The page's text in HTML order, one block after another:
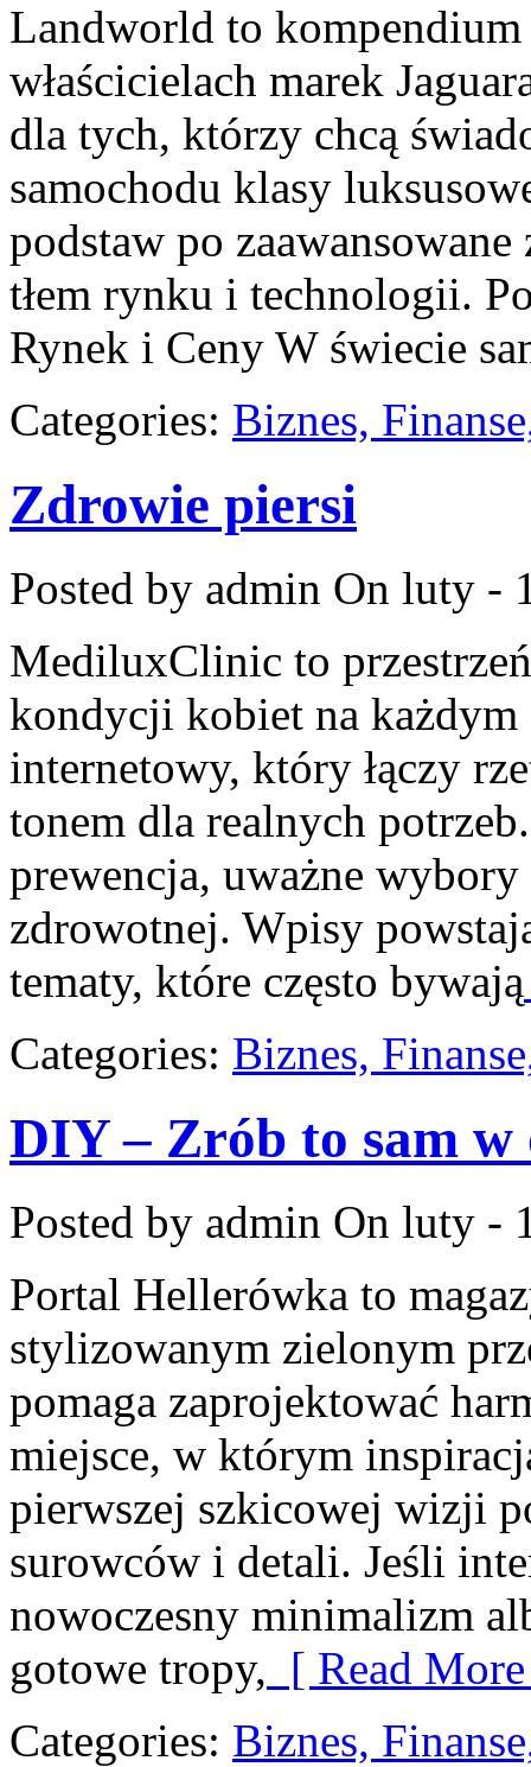
Landworld to
właścicielach marek
dla tych, którzy chcą
samochodu klasy
podstaw po
tłem rynku i technologii.
Rynek i Ceny W świecie
Categories: Biznes,
Zdrowie piersi
Posted by admin On luty -
MediluxClinic to
kondycji kobiet na każdym
internetowy, który łączy
tonem dla realnych
prewencja, uważne
zdrowotnej. Wpisy
tematy, które często bywają
Categories: Biznes,
DIY – Zrób to sam w
Posted by admin On luty -
Portal Hellerówka to
stylizowanym zielonym
pomaga zaprojektować
miejsce, w którym
pierwszej szkicowej wizji
surowców i detali. Jeśli
nowoczesny minimalizm
gotowe tropy, [ Read
Categories: Biznes,